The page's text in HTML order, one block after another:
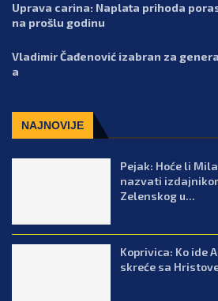
Uprava carina: Naplata prihoda
na prošlu godinu
Vladimir Čađenović izabran za
a
NAJNOVIJE
Pejak: Hoće li
nazvati
Zelenskog u...
Koprivica: Ko ide
skreće sa